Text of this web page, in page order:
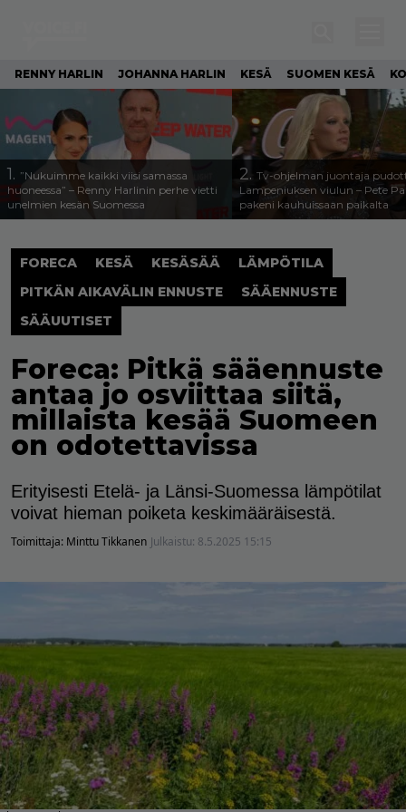
RENNY HARLIN JOHANNA HARLIN KESÄ SUOMEN KESÄ
1. ”Nukuimme kaikki viisi samassa
huoneessa” – Renny Harlinin perhe vietti
unelmien kesän Suomessa
2. Tv-ohjelman juontaja
Lampeniuksen viulun – Pete
pakeni kauhuissaan paikalta
FORECA KESÄ KESÄSÄÄ
LÄMPÖTILA
PITKÄN AIKAVÄLIN ENNUSTE
SÄÄENNUSTE
SÄÄUUTISET
Foreca: Pitkä sääennuste
antaa jo osviittaa siitä,
millaista kesää Suomeen
on odotettavissa
Erityisesti Etelä- ja Länsi-Suomessa lämpötilat
voivat hieman poiketa keskimääräisestä.
Toimittaja: Minttu Tikkanen Julkaistu: 8.5.2025 15:15